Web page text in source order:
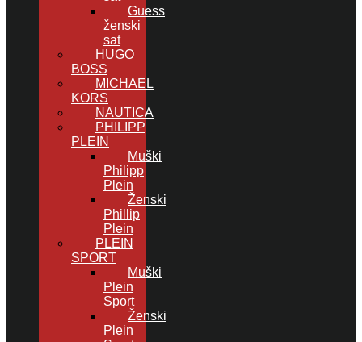
Guess
ženski
sat
HUGO
BOSS
MICHAEL
KORS
NAUTICA
PHILIPP
PLEIN
Muški
Philipp
Plein
Ženski
Phillip
Plein
PLEIN
SPORT
Muški
Plein
Sport
Ženski
Plein